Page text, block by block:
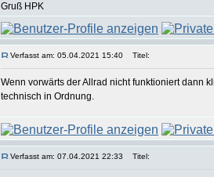
Gruß HPK
Verfasst am: 05.04.2021 15:40 Titel:
Wenn vorwärts der Allrad nicht funktioniert dann
technisch in Ordnung.
Verfasst am: 07.04.2021 22:33 Titel: